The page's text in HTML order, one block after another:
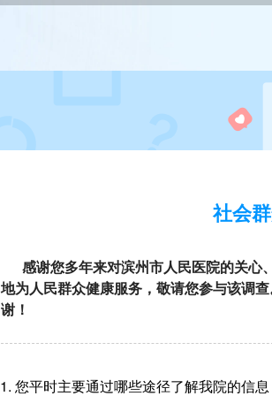
社会
感谢您多年来对滨州市人民医院的关心
地为人民群众健康服务，敬请您参与该调
谢！
1. 您平时主要通过哪些途径了解我院的信息